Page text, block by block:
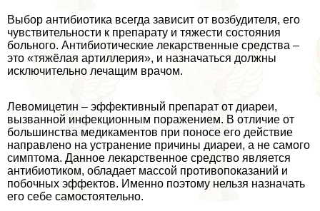
Выбор антибиотика всегда зависит от возбудителя, его
чувствительности к препарату и тяжести состояния
больного. Антибиотические лекарственные средства –
это «тяжёлая артиллерия», и назначаться должны
исключительно лечащим врачом.
Левомицетин – эффективный препарат от диареи,
вызванной инфекционным поражением. В отличие от
большинства медикаментов при поносе его действие
направлено на устранение причины диареи, а не самого
симптома. Данное лекарственное средство является
антибиотиком, обладает массой противопоказаний и
побочных эффектов. Именно поэтому нельзя назначать
его себе самостоятельно.